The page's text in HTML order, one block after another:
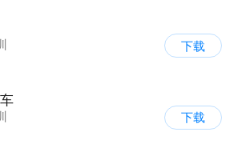
下载
下载